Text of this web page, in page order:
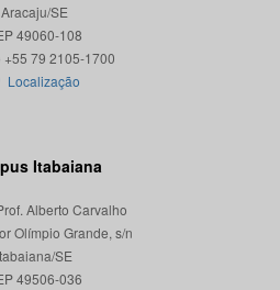
Aracaju/SE
49060-108
Localização
Itabaiana
Alberto Carvalho
Olímpio Grande, s/n
SE
49506-036